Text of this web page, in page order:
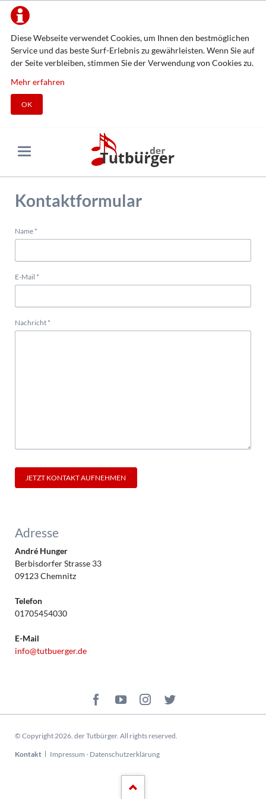
Diese Webseite verwendet Cookies, um Ihnen den bestmöglichen
Service und das beste Surf-Erlebnis zu gewährleisten. Wenn Sie auf
der Seite verbleiben, stimmen Sie der Verwendung von Cookies zu.
Mehr erfahren
OK
Kontaktformular
Pflichtfeld
Name *
Pflichtfeld
E-Mail *
Pflichtfeld
Nachricht *
JETZT KONTAKT AUFNEHMEN
Adresse
André Hunger
Berbisdorfer Strasse 33
09123 Chemnitz
Telefon
01705454030
E-Mail
info@tutbuerger.de
© Copyright 2026. der Tutbürger. All rights reserved.
Navigation
Kontakt Impressum - Datenschutzerklärung